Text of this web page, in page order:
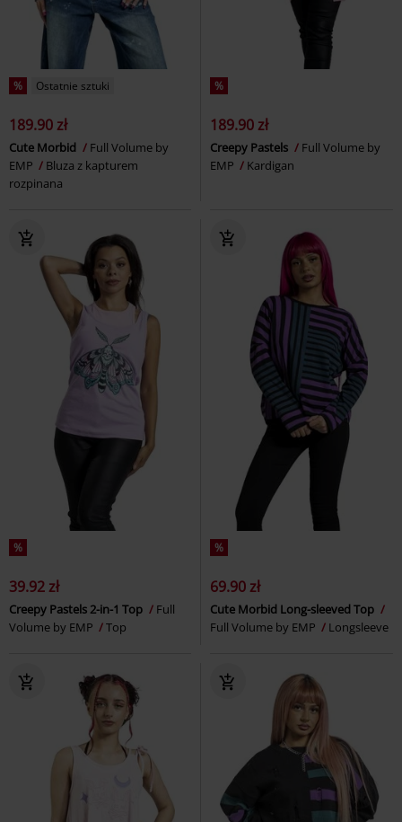
% Ostatnie sztuki
189.90 zł
Cute Morbid
Full Volume by
EMP
Bluza z kapturem
rozpinana
%
189.90 zł
Creepy Pastels
Full Volume by
EMP
Kardigan
%
39.92 zł
Creepy Pastels 2-in-1 Top
Full
Volume by EMP
Top
%
69.90 zł
Cute Morbid Long-sleeved Top
Full Volume by EMP
Longsleeve